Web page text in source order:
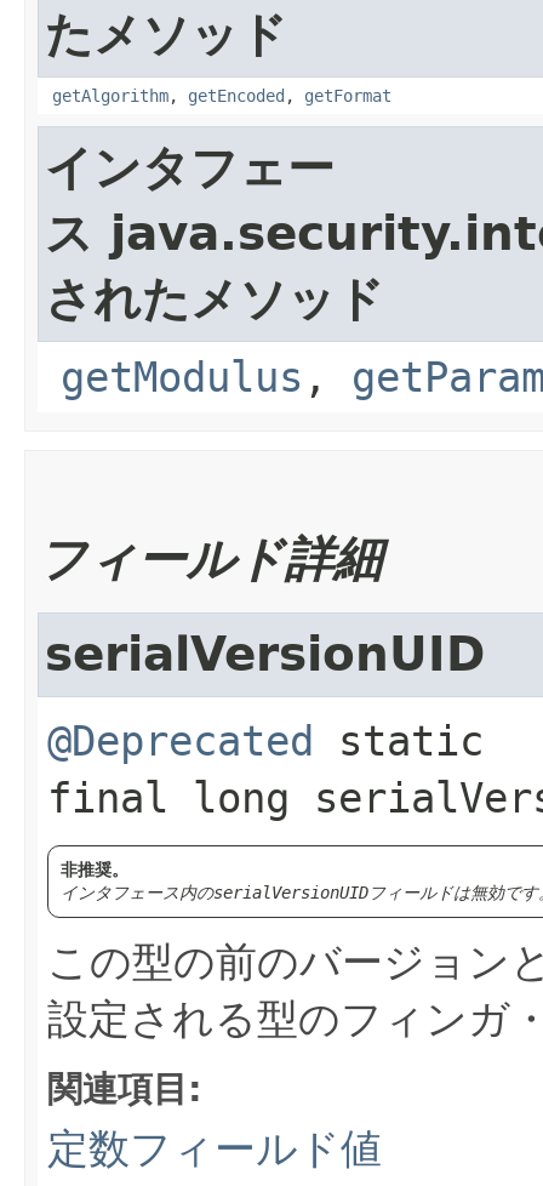
たメソッド
getAlgorithm, getEncoded , getFormat
インタフェー
ス
されたメソッド
getModulus ,
フィールド詳細
serialVersionUID
@Deprecated static
final long
非推奨。
インタフェース内のserialVersionUIDフィールドは無効です
この型の前のバージョン
設定される型のフィンガ
関連項目:
定数フィールド値